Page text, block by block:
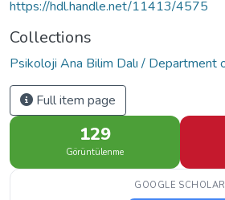
https://hdl.handle.net/11413/4575
Collections
Psikoloji Ana Bilim Dalı / Department
Full item page
129
Görüntülenme
GOOGLE SCHOLAR